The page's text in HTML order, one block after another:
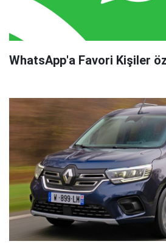
WhatsApp'a Favori Kişiler